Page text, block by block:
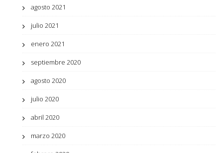
agosto 2021
julio 2021
enero 2021
septiembre 2020
agosto 2020
julio 2020
abril 2020
marzo 2020